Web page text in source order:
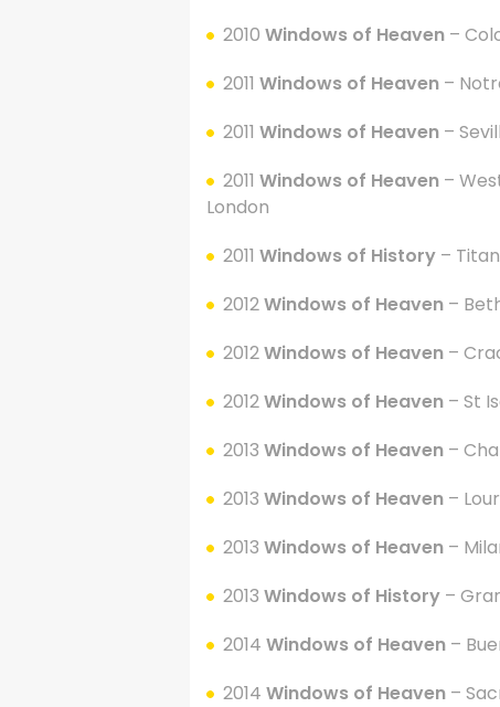
2010 Windows of Heaven –
2011 Windows of Heaven –
2011 Windows of Heaven –
2011 Windows of Heaven –
London
2011 Windows of History –
2012Windows of Heaven –
2012Windows of Heaven –
2012Windows of Heaven – St
2013 Windows of Heaven –
2013 Windows of Heaven –
2013 Windows of Heaven –
2013 Windows of History –
2014 Windows of Heaven –
2014 Windows of Heaven –